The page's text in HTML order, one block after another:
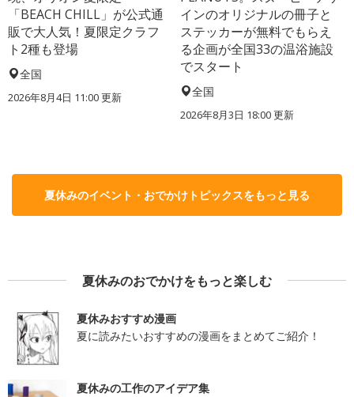
「BEACH CHILL」が公式通
販で大人気！夏限定クラフ
ト2種も登場
全国
2026年8月4日 11:00更新
インのオリジナルの冊子と
ステッカーが無料でもらえ
る企画が全国33の温浴施設
でスタート
全国
2026年8月3日 18:00更新
夏休みのイベント・おでかけトピックスをもっと見る
夏休みのおでかけをもっと楽しむ
夏休みおすすめ漫画
夏に読みたいおすすめの漫画をまとめてご紹介！
夏休みの工作のアイデア集